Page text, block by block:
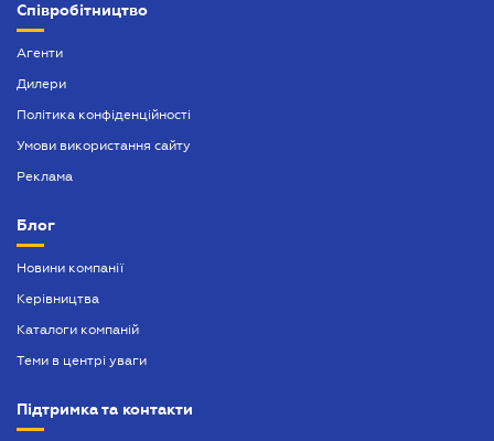
Співробітництво
Агенти
Дилери
Політика конфіденційності
Умови використання сайту
Реклама
Блог
Новини компанії
Керівництва
Каталоги компаній
Теми в центрі уваги
Підтримка та контакти